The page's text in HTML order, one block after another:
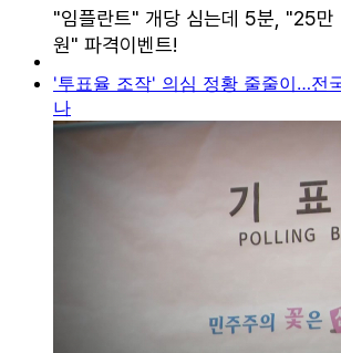
'투표율 조작' 의심 정황 줄줄이…전
나